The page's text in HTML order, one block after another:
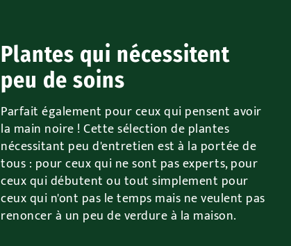
Plantes qui nécessitent
peu de soins
Parfait également pour ceux qui pensent avoir
la main noire ! Cette sélection de plantes
nécessitant peu d'entretien est à la portée de
tous : pour ceux qui ne sont pas experts, pour
ceux qui débutent ou tout simplement pour
ceux qui n'ont pas le temps mais ne veulent pas
renoncer à un peu de verdure à la maison.